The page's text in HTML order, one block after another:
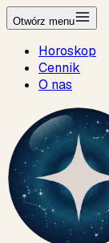
Otwórz menu
Horoskop
Cennik
O nas